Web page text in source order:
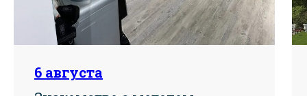
6 августа